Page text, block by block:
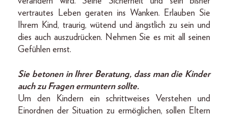
vertrautes Leben geraten ins Wanken. Erlauben Sie
Ihrem Kind, traurig, wütend und ängstlich zu sein und
dies auch auszudrücken. Nehmen Sie es mit all seinen
Gefühlen ernst.
Sie betonen in Ihrer Beratung, dass man die Kinder
auch zu Fragen ermuntern sollte.
Um den Kindern ein schrittweises Verstehen und
Einordnen der Situation zu ermöglichen, sollen Eltern